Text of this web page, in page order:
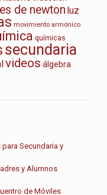
de newton luz
movimiento armónico
químicas
secundaria
videos álgebra
Secundaria y
y Alumnos
de Móviles